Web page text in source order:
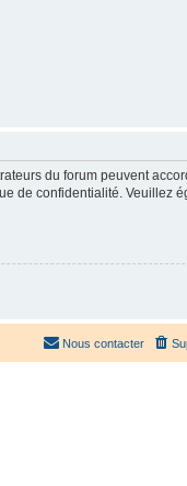
du forum peuvent
de confidentialité. Veuillez
Nous contacter